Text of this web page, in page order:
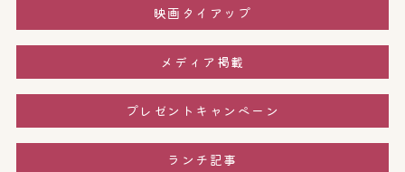
映画タイアップ
メディア掲載
プレゼントキャンペーン
ランチ記事